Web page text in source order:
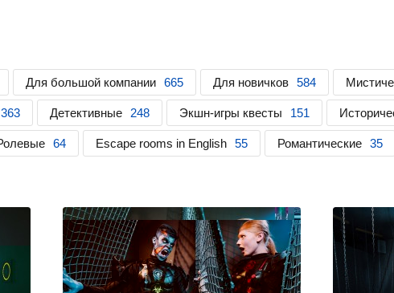
Для большой компании 665 Для новичков 584
363 Детективные 248 Экшн-игры квесты 151
64 Escape rooms in English 55 Романтические 35